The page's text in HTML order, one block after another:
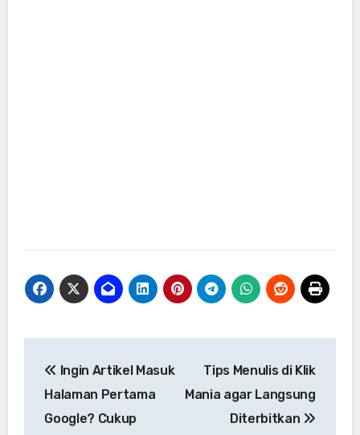
pos
Ingin Artikel Masuk
Halaman Pertama
Google? Cukup
Tips Menulis di Klik
Mania agar Langsung
Diterbitkan